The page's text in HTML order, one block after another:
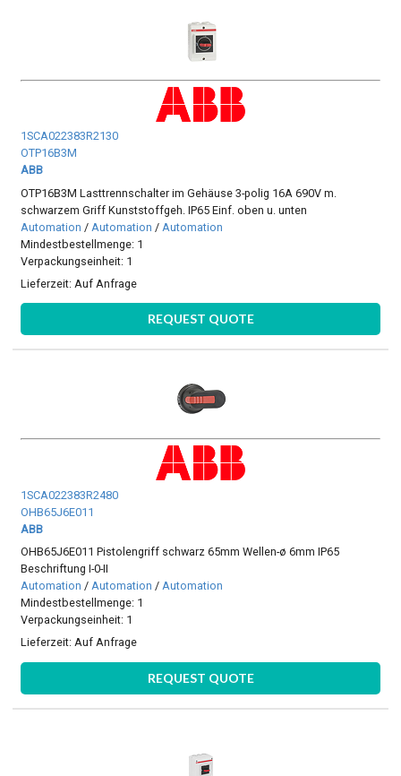
1SCA022383R2130
OTP16B3M
ABB
OTP16B3M Lasttrennschalter im Gehäuse 3-polig 16A 690V m.
schwarzem Griff Kunststoffgeh. IP65 Einf. oben u. unten
Automation / Automation / Automation
Mindestbestellmenge: 1
Verpackungseinheit: 1
Lieferzeit: Auf Anfrage
REQUEST QUOTE
1SCA022383R2480
OHB65J6E011
ABB
OHB65J6E011 Pistolengriff schwarz 65mm Wellen-ø 6mm IP65
Beschriftung I-0-II
Automation /Automation /Automation
Mindestbestellmenge: 1
Verpackungseinheit: 1
Lieferzeit:Auf Anfrage
REQUEST QUOTE